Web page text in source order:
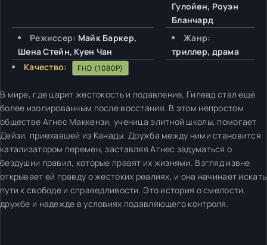
Гулойен, Роуэн
Бланчард
Режиссер: Майк Баркер,
Шена Стейн, Куен Чан
Жанр:
триллер, драма
Качество:
FHD (1080P)
В мире, где царит жестокость и подавление, Гилеад стал ещё
более изолированным после восстания. В этом непростом
обществе Агнес Маккензи, ученица элитной школы, помогает
Дейзи, приехавшей из Канады. Дружба между ними становится
катализатором перемен, заставляя Агнес задуматься о
бездушии правил, которые правят их жизнями. Взгляд извне
открывает ей правду о жестоких реалиях, и она начинает искать
пути к свободе и справедливости. Это история о смелости,
дружбе и надежде в условиях подавляющего контроля.